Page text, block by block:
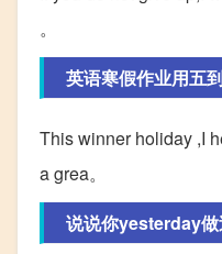
。
英语寒假作业用五
This winner holiday ,I
a grea。
说说你yesterday做